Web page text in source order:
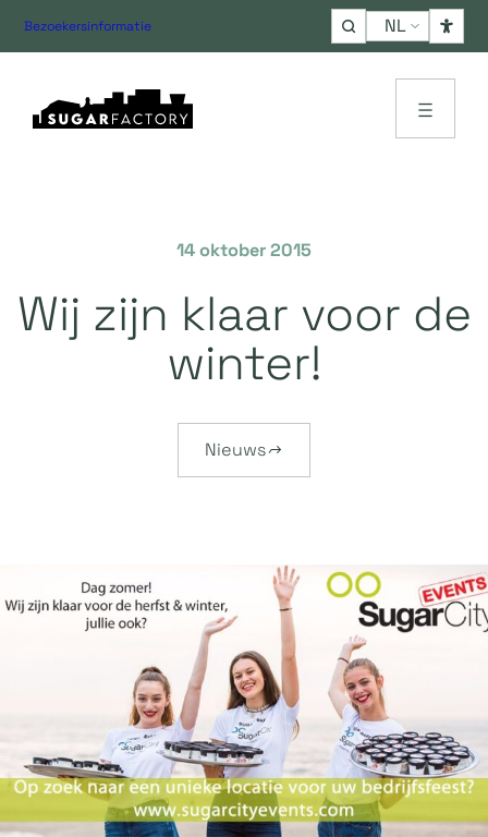
Bezoekersinformatie
Choose
a
language
14 oktober 2015
Wij zijn klaar voor de
winter!
Nieuws